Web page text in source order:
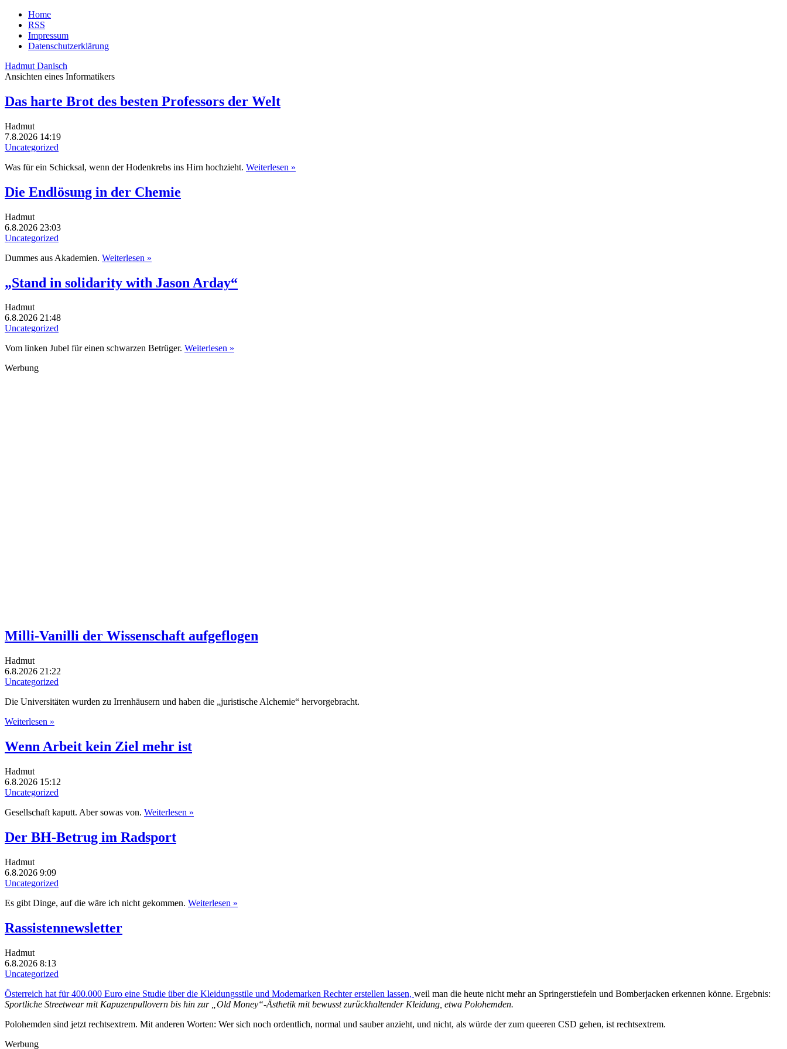
Home
RSS
Impressum
Datenschutzerklärung
Hadmut Danisch
Ansichten eines Informatikers
Das harte Brot des besten Professors der Welt
Hadmut
7.8.2026 14:19
Uncategorized
Was für ein Schicksal, wenn der Hodenkrebs ins Hirn hochzieht. Weiterlesen »
Die Endlösung in der Chemie
Hadmut
6.8.2026 23:03
Uncategorized
Dummes aus Akademien. Weiterlesen »
„Stand in solidarity with Jason Arday“
Hadmut
6.8.2026 21:48
Uncategorized
Vom linken Jubel für einen schwarzen Betrüger. Weiterlesen »
Werbung
Milli-Vanilli der Wissenschaft aufgeflogen
Hadmut
6.8.2026 21:22
Uncategorized
Die Universitäten wurden zu Irrenhäusern und haben die „juristische Alchemie“ hervorgebracht.
Weiterlesen »
Wenn Arbeit kein Ziel mehr ist
Hadmut
6.8.2026 15:12
Uncategorized
Gesellschaft kaputt. Aber sowas von. Weiterlesen »
Der BH-Betrug im Radsport
Hadmut
6.8.2026 9:09
Uncategorized
Es gibt Dinge, auf die wäre ich nicht gekommen. Weiterlesen »
Rassistennewsletter
Hadmut
6.8.2026 8:13
Uncategorized
Österreich hat für 400.000 Euro eine Studie über die Kleidungsstile und Modemarken Rechter erstellen lassen, weil man die heute nicht mehr an Springerstiefeln und Bomberjacken erkennen könne. Ergebnis:
Sportliche Streetwear mit Kapuzenpullovern bis hin zur „Old Money“-Ästhetik mit bewusst zurückhaltender Kleidung, etwa Polohemden.
Polohemden sind jetzt rechtsextrem. Mit anderen Worten: Wer sich noch ordentlich, normal und sauber anzieht, und nicht, als würde der zum queeren CSD gehen, ist rechtsextrem.
Werbung